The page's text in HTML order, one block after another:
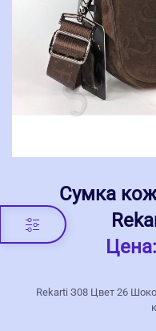
Сумка
Цена:
Rekarti З08 Цвет 26